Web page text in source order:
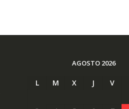
AGOSTO 2026
L M X J V